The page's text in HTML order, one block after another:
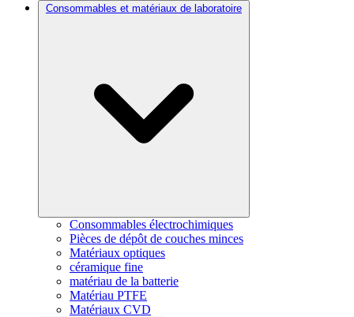
Consommables et matériaux de laboratoire
Consommables électrochimiques
Pièces de dépôt de couches minces
Matériaux optiques
céramique fine
matériau de la batterie
Matériau PTFE
Matériaux CVD